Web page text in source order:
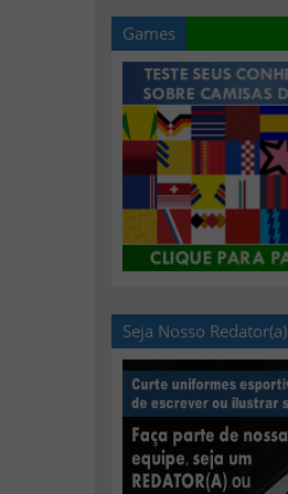
Games
Seja Nosso Redator(a)